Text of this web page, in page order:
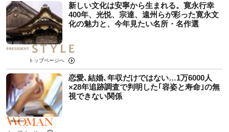
新しい文化は安寧から生まれる。寛永行幸
400年、光悦、宗達、遠州らが彩った寛永文
化の魅力と、今年見たい名所・名作選
トップページへ
恋愛､結婚､年収だけではない…1万6000人
×28年追跡調査で判明した｢容姿と寿命｣の無
視できない関係